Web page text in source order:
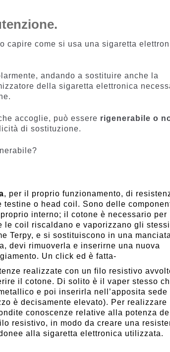
capire come si usa una sigaretta
andando a sostituire anche la
della sigaretta elettronica
accoglie, può essere rigenerabile o
di sostituzione.
, per il proprio funzionamento, di
testine o head coil. Sono delle
interno; il cotone è necessario per
le coil riscaldano e vaporizzano gli
Terpy, e si sostituiscono in una
devi rimuoverla e inserirne una nuova
Un click ed è fatta-
realizzate con un filo resistivo
il cotone. Di solito è il vaper stesso
e poi inserirla nell’apposita sede
è decisamente elevato). Per realizzare
conoscenze relative alla potenza
resistivo, in modo da creare una
alla sigaretta elettronica utilizzata.